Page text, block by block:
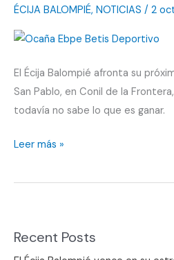
ÉCIJA BALOMPIÉ, NOTICIAS / 2
El Écija Balompié afronta su
San Pablo, en Conil de la
todavía no sabe lo que es ganar.
Conil
al
la
matinal
Leer más »
Recent Posts